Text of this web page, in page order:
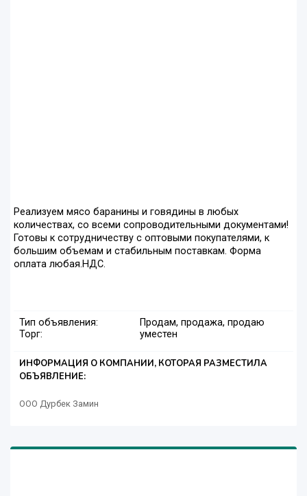
Реализуем мясо баранины и говядины в любых
количествах, со всеми сопроводительными документами!
Готовы к сотрудничеству с оптовыми покупателями, к
большим объемам и стабильным поставкам. Форма
оплата любая.НДС.
Тип объявления:
Продам, продажа, продаю
Торг:
уместен
ИНФОРМАЦИЯ О КОМПАНИИ, КОТОРАЯ РАЗМЕСТИЛА
ОБЪЯВЛЕНИЕ:
ООО Дурбек Замин